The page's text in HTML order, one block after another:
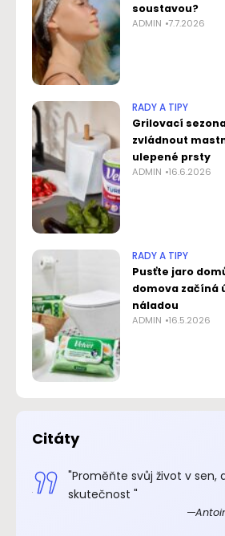
soustavou?
ADMIN 7.7.2026
RADY A TIPY
Grilovací
zvládnout
ulepené prsty
ADMIN 16.6.2026
RADY A TIPY
Pusťte jaro
domova začíná
náladou
ADMIN 16.5.2026
Citáty
"Proměňte svůj život v sen,
skutečnost "